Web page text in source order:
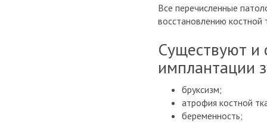
Все перечисленные
восстановлению костной
Существуют и
имплантации
бруксизм;
атрофия костной
беременность;